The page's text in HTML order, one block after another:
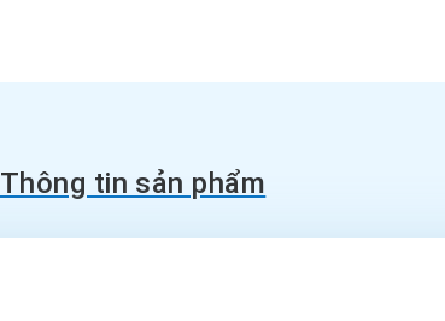
Thông tin sản phẩm